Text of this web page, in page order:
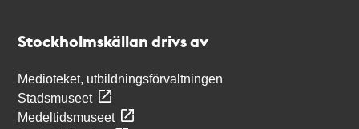
Stockholmskällan drivs av
Medioteket, utbildningsförvaltningen
Stadsmuseet
Medeltidsmuseet